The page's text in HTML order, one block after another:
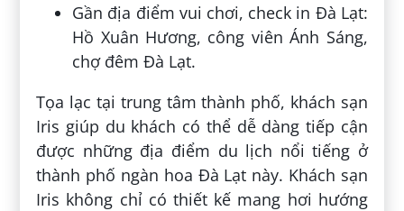
Gần địa điểm vui chơi, check in Đà Lạt:
Hồ Xuân Hương, công viên Ánh Sáng,
chợ đêm Đà Lạt.
Tọa lạc tại trung tâm thành phố, khách sạn
Iris giúp du khách có thể dễ dàng tiếp cận
được những địa điểm du lịch nổi tiếng ở
thành phố ngàn hoa Đà Lạt này. Khách sạn
Iris không chỉ có thiết kế mang hơi hướng